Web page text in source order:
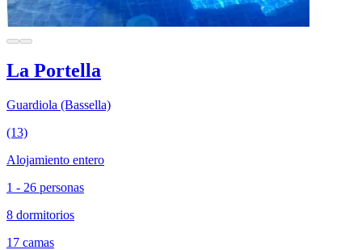
La Portella
Guardiola (Bassella)
(13)
Alojamiento entero
1 - 26 personas
8 dormitorios
17 camas